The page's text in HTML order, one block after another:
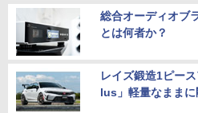
総合オーディオブ
とは何者か？
レイズ鍛造1ピー
lus」軽量なまま